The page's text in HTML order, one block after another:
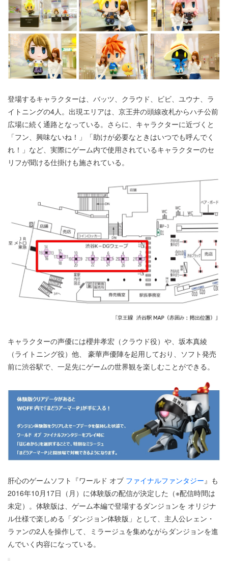
登場するキャラクターは、バッツ、クラウド、ビビ、ユウナ、ラ
イトニングの4人。出現エリアは、京王井の頭線改札からハチ公前
広場に続く通路となっている。さらに、キャラクターに近づくと
「フン、興味ないね！」「助けが必要なときはいつでも呼んでく
れ！」など、実際にゲーム内で使用されているキャラクターのセ
リフが聞ける仕掛けも施されている。
キャラクターの声優には櫻井孝宏（クラウド役）や、坂本真綾
（ライトニング役）他、 豪華声優陣を起用しており、ソフト発売
前に渋谷駅で、一足先にゲームの世界観を楽しむことができる。
肝心のゲームソフト『ワールド オブ ファイナルファンタジー』も
2016年10月17日（月）に体験版の配信が決定した（※配信時間は
未定）。体験版は、ゲーム本編で登場するダンジョンを オリジナ
ル仕様で楽しめる「ダンジョン体験版」として、主人公レェン・
ラァンの2人を操作して、ミラージュを集めながらダンジョンを進
んでいく内容になっている。